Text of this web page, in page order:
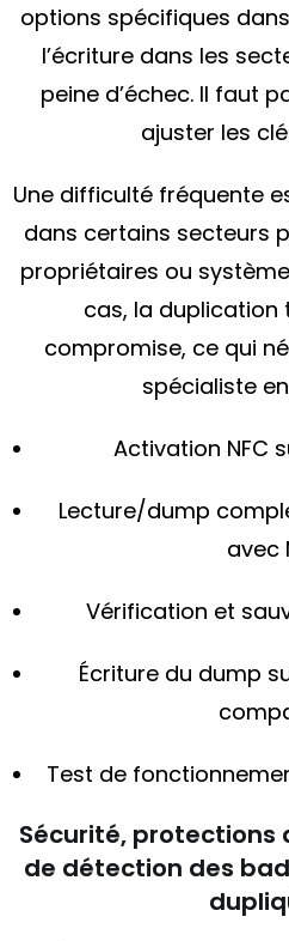
options spécifiques
l’écriture dans les
peine d’échec. Il faut
ajuster les
Une difficulté fréquente
dans certains secteurs
propriétaires ou
cas, la
compromise, ce qui
spécialiste
Activation NFC
Lecture/dump
avec
Vérification et
Écriture du dump
Test de
Sécurité,
de détection des